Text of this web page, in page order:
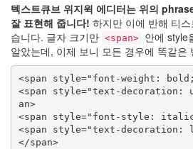
텍스트큐브 위지윅 에디터는 위의
잘 표현해 줍니다! 하지만 이에 반해 티
습니다. 글자 크기만 <span> 안에 style
알았는데, 이제 보니 모든 경우에 똑같은
<span style="font-weight:
<span style="text-decoration:
an>
<span style="font-style:
<span style="text-decoration:
</span>